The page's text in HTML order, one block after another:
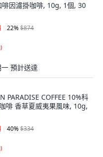
啡因濾掛咖啡, 10g, 1個, 30
22%$874
)
預計送達
PARADISE COFFEE 10%科
啡 香草夏威夷果風味, 10g,
40%$334
)